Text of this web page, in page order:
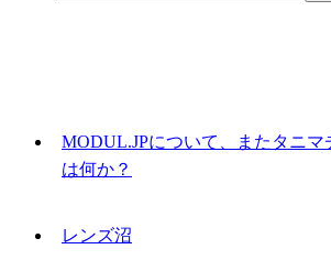
MODUL.JPについて、またタニマ
は何か？
レンズ沼